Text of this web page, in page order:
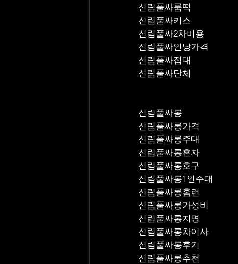
신림풀싸룸떡
신림풀싸키스
신림풀싸2차비용
신림풀싸인당가격
신림풀싸접대
신림풀싸단체
신림풀싸롱
신림풀싸롱가격
신림풀싸롱주대
신림풀싸롱혼자
신림풀싸롱호구
신림풀싸롱1인주대
신림풀싸롱홈런
신림풀싸롱가성비
신림풀싸롱지명
신림풀싸롱차이사
신림풀싸롱후기
신림풀싸롱추천